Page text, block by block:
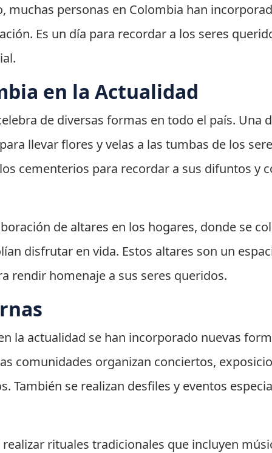
muchas personas en Colombia han
Es un día para recordar a los seres
en la Actualidad
de diversas formas en todo el país. Una
llevar flores y velas a las tumbas de los
cementerios para recordar a sus difuntos y
de altares en los hogares, donde se
disfrutar en vida. Estos altares son un
rendir homenaje a sus seres queridos.
la actualidad se han incorporado nuevas
comunidades organizan conciertos,
También se realizan desfiles y eventos
rituales tradicionales que incluyen